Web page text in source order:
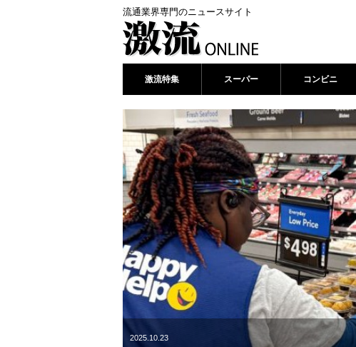
流通業界専門のニュースサイト
激流特集 スーパー コンビニ
2025.10.23